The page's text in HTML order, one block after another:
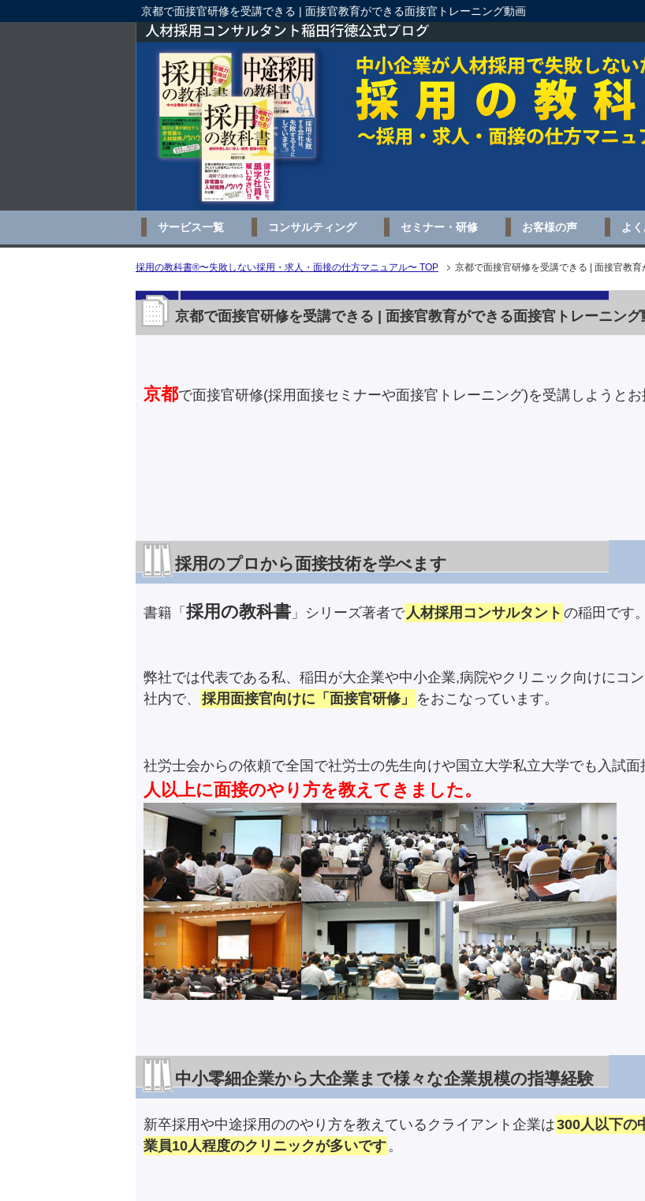
京都で面接官研修を受講できる | 面接官教育ができる面接官トレーニング動画
サービス一覧 コンサルティング セミナー・研修 お客様の声 よ
採用の教科書®〜失敗しない採用・求人・面接の仕方マニュアル〜 TOP 京都で面接官研修を受講できる | 面接官教
京都で面接官研修を受講できる | 面接官教育ができる面接官トレーニング
京都で面接官研修(採用面接セミナーや面接官トレーニング)を受講しようとお
採用のプロから面接技術を学べます
書籍「 採用の教科書 」シリーズ著者で 人材採用コンサルタント の稲田です。
弊社では代表である私、稲田が大企業や中小企業,病院やクリニック向けにコ
社内で、 採用面接官向けに「面接官研修」 をおこなっています。
社労士会からの依頼で全国で社労士の先生向けや国立大学私立大学でも入試面
人以上に面接のやり方を教えてきました。
中小零細企業から大企業まで様々な企業規模の指導経験
新卒採用や中途採用ののやり方を教えているクライアント企業は300人以下の
業員10人程度のクリニックが多いです。